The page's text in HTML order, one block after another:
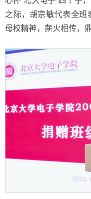
之际，胡宗敏代表全班
母校精神，薪火相传，